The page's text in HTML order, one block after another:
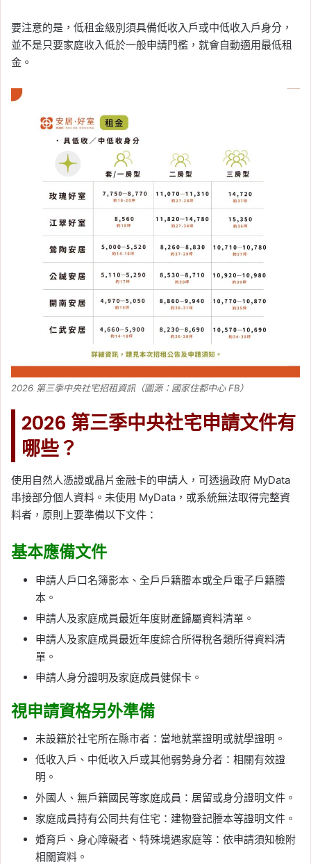
要注意的是，低租金級別須具備低收入戶或中低收入戶身分，
並不是只要家庭收入低於一般申請門檻，就會自動適用最低租
金。
2026 第三季中央社宅招租資訊（圖源：國家住都中心 FB）
2026 第三季中央社宅申請文件有
哪些？
使用自然人憑證或晶片金融卡的申請人，可透過政府 MyData
串接部分個人資料。未使用 MyData，或系統無法取得完整資
料者，原則上要準備以下文件：
基本應備文件
申請人戶口名簿影本、全戶戶籍謄本或全戶電子戶籍謄
本。
申請人及家庭成員最近年度財產歸屬資料清單。
申請人及家庭成員最近年度綜合所得稅各類所得資料清
單。
申請人身分證明及家庭成員健保卡。
視申請資格另外準備
未設籍於社宅所在縣市者：當地就業證明或就學證明。
低收入戶、中低收入戶或其他弱勢身分者：相關有效證
明。
外國人、無戶籍國民等家庭成員：居留或身分證明文件。
家庭成員持有公同共有住宅：建物登記謄本等證明文件。
婚育戶、身心障礙者、特殊境遇家庭等：依申請須知檢附
相關資料。